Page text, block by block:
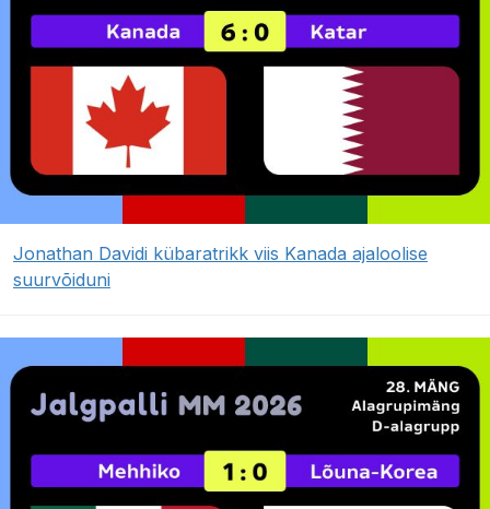
Jonathan Davidi kübaratrikk viis Kanada ajaloolise
suurvõiduni